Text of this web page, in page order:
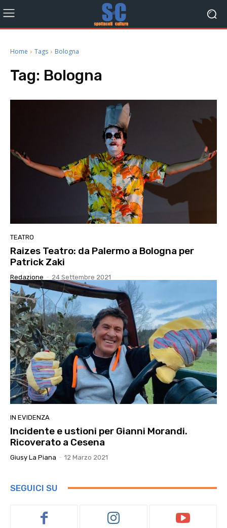
Home Tags Bologna
Tag: Bologna
TEATRO
Raizes Teatro: da Palermo a Bologna per
Patrick Zaki
Redazione - 24 Settembre 2021
IN EVIDENZA
Incidente e ustioni per Gianni Morandi.
Ricoverato a Cesena
Giusy La Piana - 12 Marzo 2021
SEGUICI SU